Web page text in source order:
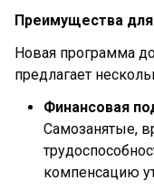
Преимущества
Новая программа
предлагает
Финансовая
Самозанятые,
компенсацию